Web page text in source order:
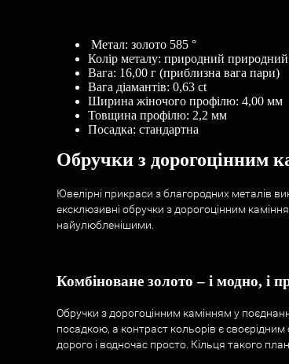
Метал: золото 585 °
Колір металу: природний природний
Вага: 16,00 г (приблизна вага пари)
Вага діамантів: 0,63 ct
Ширина жіночого профілю: 4,00 мм
Товщина профілю: 2,2 мм
Посадка: стандартна
Обручки з дорогоцінним
Ювелірні прикраси з благородних металів
ексклюзивні обручки з дорогоцінним
найулюбленішими.
Комбіноване золото – і модно, і
Обручки з дорогоцінним камінням у
посадкою, а контраст кольорів є
дорого і водночас просто. Кільця такого